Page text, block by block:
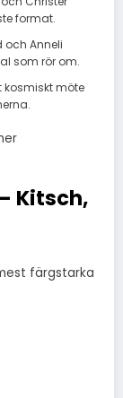
format.
och Anneli
som rör om.
kosmiskt möte
Kitsch,
färgstarka